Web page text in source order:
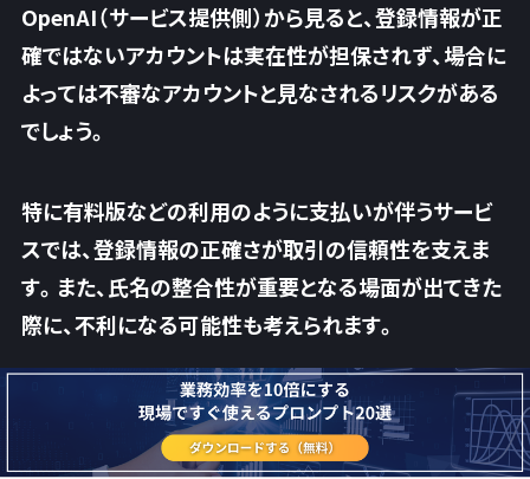
OpenAI（サービス提供側）から見ると、登録情報が正
確ではないアカウントは実在性が担保されず、場合に
よっては不審なアカウントと見なされるリスクがある
でしょう。
特に有料版などの利用のように支払いが伴うサービ
スでは、登録情報の正確さが取引の信頼性を支えま
す。また、氏名の整合性が重要となる場面が出てきた
際に、不利になる可能性も考えられます。
トラブルの際に本人確認に時間を要する場合が
ある